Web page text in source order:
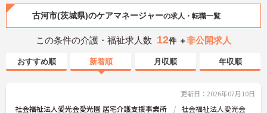
古河市(茨城県)のケアマネージャーの求人・転職一覧
この条件の介護・福祉求人数 12件 ＋非公開求人
おすすめ順 新着順 月収順 年収順
更新日：2026年07月10日
社会福祉法人愛光会愛光園 居宅介護支援事業所 社会福祉法人愛光会